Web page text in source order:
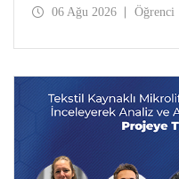
Temmuz tarihlerinde
06 Ağu 2026 Öğrenci